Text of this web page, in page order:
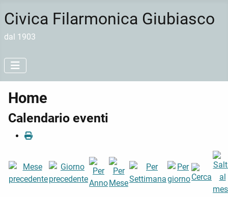
Civica Filarmonica Giubiasco
dal 1903
Home
Calendario eventi